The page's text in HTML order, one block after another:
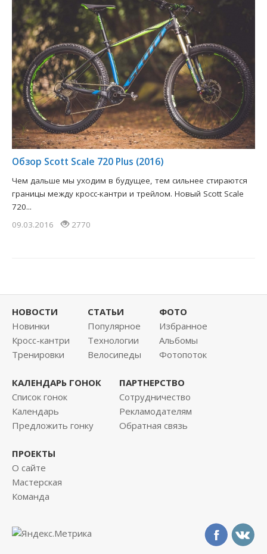
Обзор Scott Scale 720 Plus (2016)
Чем дальше мы уходим в будущее, тем сильнее стираются
границы между кросс-кантри и трейлом. Новый Scott Scale
720...
09.03.2016
2770
НОВОСТИ
Новинки
Кросс-кантри
Тренировки
СТАТЬИ
Популярное
Технологии
Велосипеды
ФОТО
Избранное
Альбомы
Фотопоток
КАЛЕНДАРЬ ГОНОК
Список гонок
Календарь
Предложить гонку
ПАРТНЕРСТВО
Сотрудничество
Рекламодателям
Обратная связь
ПРОЕКТЫ
О сайте
Мастерская
Команда